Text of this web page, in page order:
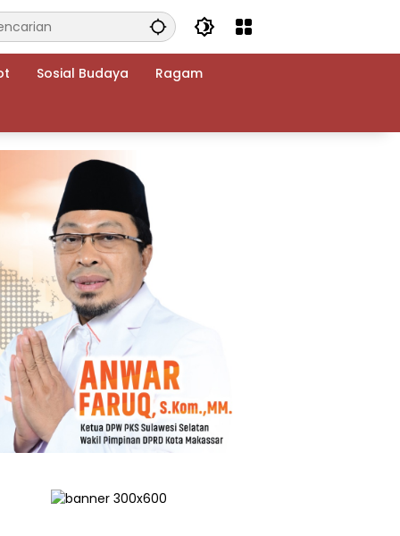
Sosial Budaya Ragam